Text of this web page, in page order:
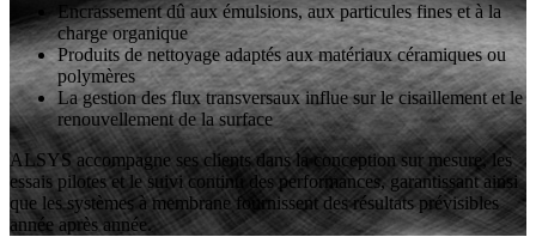
Encrassement dû aux émulsions, aux particules fines et à la
charge organique
Produits de nettoyage adaptés aux matériaux céramiques ou
polymères
La gestion des flux transversaux influe sur le cisaillement et le
renouvellement de la surface
ALSYS accompagne ses clients dans la conception sur mesure, les
essais pilotes et le suivi continu des performances, garantissant ainsi
que les systèmes à membrane fournissent des résultats prévisibles
année après année.